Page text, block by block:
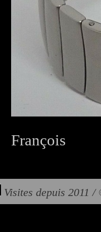
François
Visites depuis 2011